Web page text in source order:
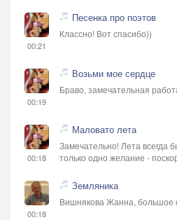
Ам ам ам блинчик
Да под конинчик
Напился в свинчик
Да под конинчик
Напился в свинчик
Ам ам ам блинчик
Да под конинчик
00:21
Песенка про поэтов
Классно! Вот спасибо))
00:19
Возьми мое сердце
Браво, замечательная
00:18
Маловато лета
Замечательно! Лета всегда
только одно желание -
00:18
Земляника
Вишнякова Жанна, большое